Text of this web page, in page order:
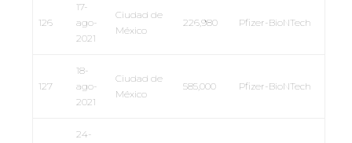
126
17-
ago-
2021
Ciudad de
México
226,980 Pfizer-BioNTech
127
18-
ago-
2021
Ciudad de
México
585,000 Pfizer-BioNTech
24-